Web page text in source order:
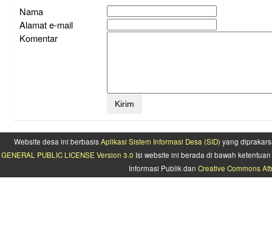
Nama
Alamat e-mail
Komentar
Website desa ini berbasisAplikasi Sistem Informasi Desa (SID) yang
GENERAL PUBLIC LICENSE Version 3.0 Isi website ini berada di bawah
Informasi Publik dan Creative Commons